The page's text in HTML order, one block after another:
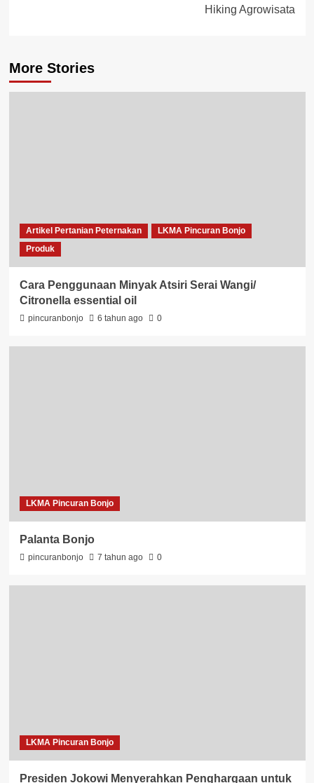
Hiking Agrowisata
More Stories
Artikel Pertanian Peternakan
LKMA Pincuran Bonjo
Produk
Cara Penggunaan Minyak Atsiri Serai Wangi/
Citronella essential oil
pincuranbonjo 6 tahun ago 0
LKMA Pincuran Bonjo
Palanta Bonjo
pincuranbonjo 7 tahun ago 0
LKMA Pincuran Bonjo
Presiden Jokowi Menyerahkan Penghargaan untuk